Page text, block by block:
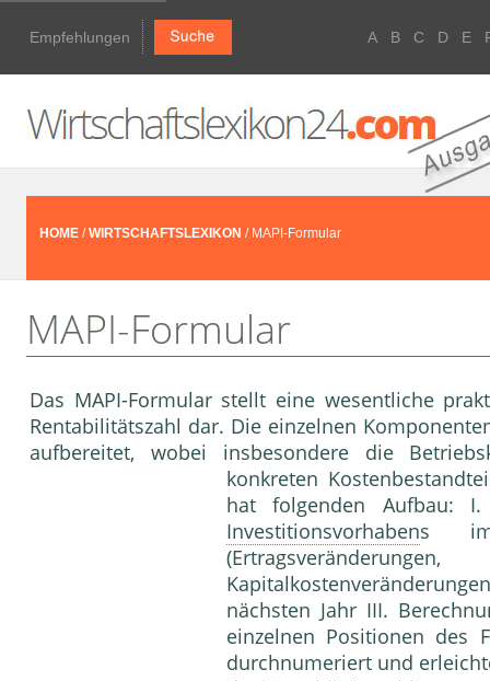
Empfehlungen A B C D E
HOME /WIRTSCHAFTSLEXIKON / MAPI-Formular
MAPI-Formular
Das MAPI-Formular stellt eine wesentliche
Rentabilitätszahl dar. Die einzelnen
aufbereitet, wobei insbesondere die
konkreten
hat folgenden Aufbau:
Investitionsvorhabens
nächsten Jahr III.
einzelnen Positionen des
durchnumeriert und